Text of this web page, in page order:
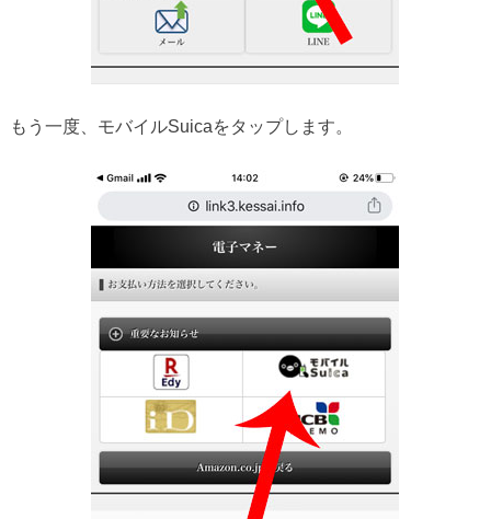
もう一度、モバイルSuicaをタップします。